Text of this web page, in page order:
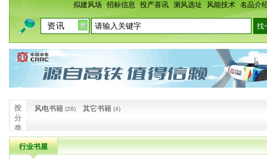
拟建风场
招标信息 投产喜讯 测风选址 风能技术 名品介
按
分
类
风电书籍 (28) 其它书籍 (4)
行业书屋